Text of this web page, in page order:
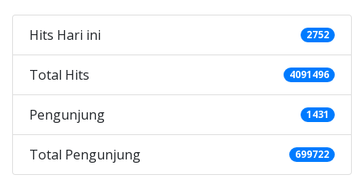
Hits Hari ini 2752
Total Hits 4091496
Pengunjung 1431
Total Pengunjung 699722